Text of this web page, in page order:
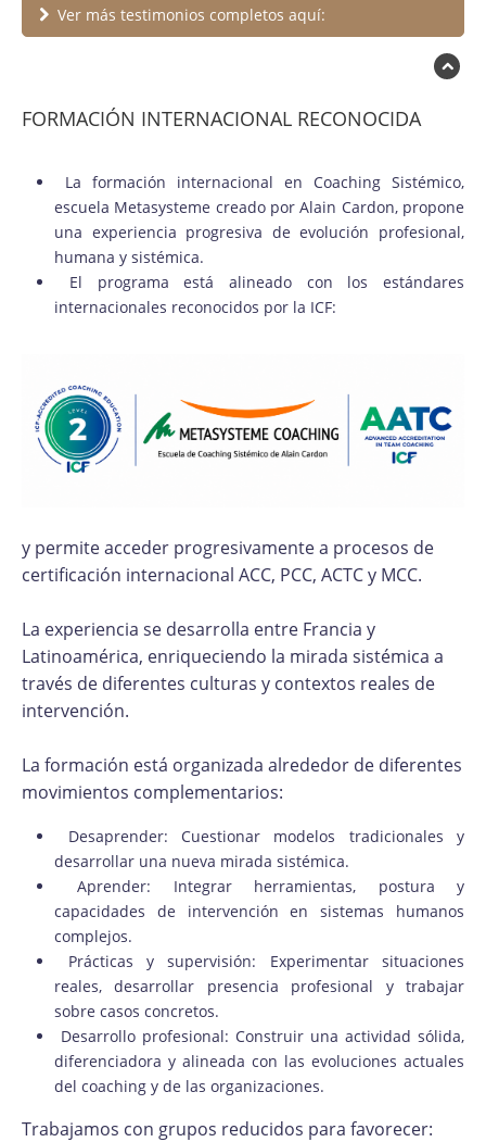
Ver más testimonios completos aquí:
FORMACIÓN INTERNACIONAL RECONOCIDA
La formación internacional en Coaching Sistémico,
escuela Metasysteme creado por Alain Cardon, propone
una experiencia progresiva de evolución profesional,
humana y sistémica.
El programa está alineado con los estándares
internacionales reconocidos por la ICF:
y permite acceder progresivamente a procesos de
certificación internacional ACC, PCC, ACTC y MCC.
La experiencia se desarrolla entre Francia y
Latinoamérica, enriqueciendo la mirada sistémica a
través de diferentes culturas y contextos reales de
intervención.
La formación está organizada alrededor de diferentes
movimientos complementarios:
Desaprender: Cuestionar modelos tradicionales y
desarrollar una nueva mirada sistémica.
Aprender: Integrar herramientas, postura y
capacidades de intervención en sistemas humanos
complejos.
Prácticas y supervisión: Experimentar situaciones
reales, desarrollar presencia profesional y trabajar
sobre casos concretos.
Desarrollo profesional: Construir una actividad sólida,
diferenciadora y alineada con las evoluciones actuales
del coaching y de las organizaciones.
Trabajamos con grupos reducidos para favorecer: